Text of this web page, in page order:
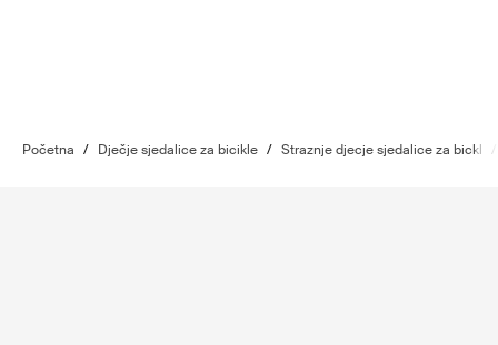
Početna / Dječje sjedalice za bicikle / Straznje djecje sjedalice za bickl /